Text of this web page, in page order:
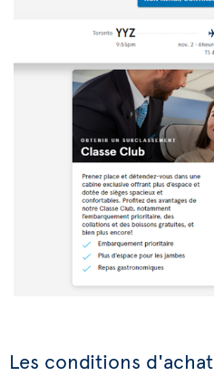
Les conditions d'achat